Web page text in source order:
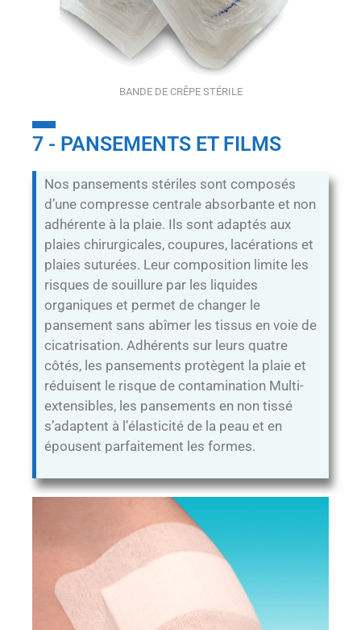
BANDE DE CRÊPE STÉRILE
7 - PANSEMENTS ET FILMS
Nos pansements stériles sont composés
d’une compresse centrale absorbante et non
adhérente à la plaie. Ils sont adaptés aux
plaies chirurgicales, coupures, lacérations et
plaies suturées. Leur composition limite les
risques de souillure par les liquides
organiques et permet de changer le
pansement sans abîmer les tissus en voie de
cicatrisation. Adhérents sur leurs quatre
côtés, les pansements protègent la plaie et
réduisent le risque de contamination Multi-
extensibles, les pansements en non tissé
s’adaptent à l’élasticité de la peau et en
épousent parfaitement les formes.